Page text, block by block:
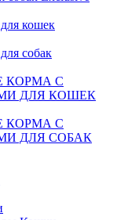
кошек
собак
КОРМА С
ДЛЯ КОШЕК
КОРМА С
ДЛЯ СОБАК